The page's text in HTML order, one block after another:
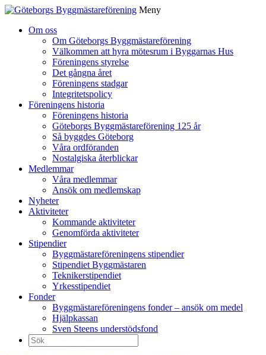
Meny
Om oss
Om Göteborgs Byggmästareförening
Välkommen att hyra mötesrum i Byggarnas Hus
Föreningens styrelse
Det gångna året
Föreningens stadgar
Integritetspolicy
Föreningens historia
Föreningens historia
Göteborgs Byggmästareförening 125 år
Så byggdes Göteborg
Våra ordföranden
Nostalgiska återblickar
Medlemmar
Våra medlemmar
Ansök om medlemskap
Nyheter
Aktiviteter
Kommande aktiviteter
Genomförda aktiviteter
Stipendier
Byggmästareföreningens stipendier
Stipendiet Byggmästaren
Teknikerstipendiet
Yrkesstipendiet
Fonder
Byggmästareföreningens fonder – ansök om medel
Hjälpkassan
Sven Steens understödsfond
Sök
efter: